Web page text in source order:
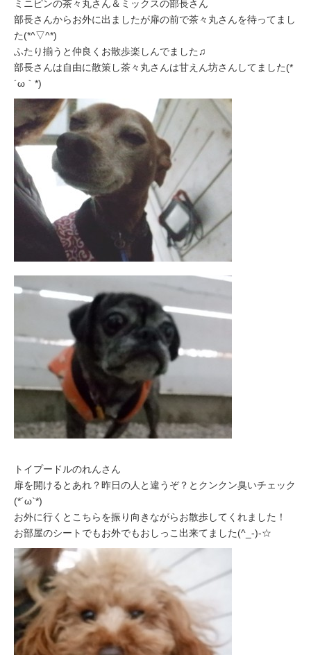
ミニピンの茶々丸さん＆ミックスの部長さん
部長さんからお外に出ましたが扉の前で茶々丸さんを待ってまし
た(*^▽^*)
ふたり揃うと仲良くお散歩楽しんでました♫
部長さんは自由に散策し茶々丸さんは甘えん坊さんしてました(*
´ω｀*)
トイプードルのれんさん
扉を開けるとあれ？昨日の人と違うぞ？とクンクン臭いチェック
(*´ω`*)
お外に行くとこちらを振り向きながらお散歩してくれました！
お部屋のシートでもお外でもおしっこ出来てました(^_-)-☆